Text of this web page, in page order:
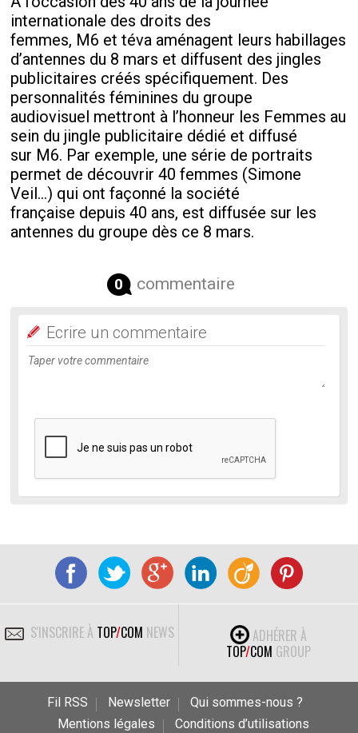
internationale des droits des
femmes, M6 et téva aménagent leurs habillages
d’antennes du 8 mars et diffusent des jingles
publicitaires créés spécifiquement. Des
personnalités féminines du groupe
audiovisuel mettront à l’honneur les Femmes au
sein du jingle publicitaire dédié et diffusé
sur M6. Par exemple, une série de portraits
permet de découvrir 40 femmes (Simone
Veil…) qui ont façonné la société
française depuis 40 ans, est diffusée sur les
antennes du groupe dès ce 8 mars.
0 commentaire
Ecrire un commentaire
S'INSCRIRE À TOP/COM NEWS
ADHÉRER À
TOP/COM GROUP
Fil RSS Newsletter
Qui sommes-nous ?
Mentions légales
Conditions d’utilisations